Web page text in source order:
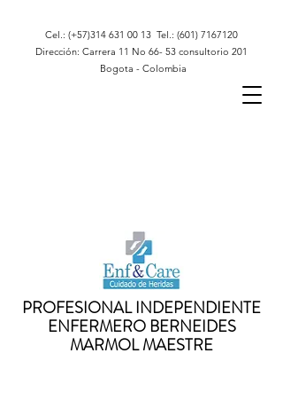
Cel.: (+57)314 631 00 13 Tel.: (601) 7167120
Dirección: Carrera 11 No 66- 53 consultorio 201
Bogota - Colombia
PROFESIONAL INDEPENDIENTE
ENFERMERO BERNEIDES
MARMOL MAESTRE